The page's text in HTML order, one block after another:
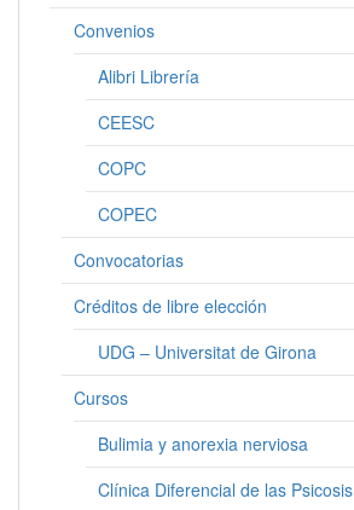
Convenios
Alibri Librería
CEESC
COPC
COPEC
Convocatorias
Créditos de libre elección
UDG – Universitat de Girona
Cursos
Bulimia y anorexia nerviosa
Clínica Diferencial de las Psicosis